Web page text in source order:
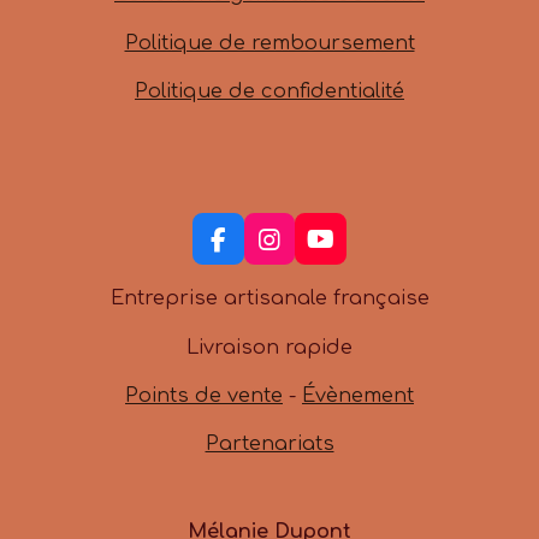
Politique de remboursement
Politique de confidentialité
F
a
c
b
k
I
n
s
a
a
Y
o
u
u
e
Entreprise artisanale française
Livraison rapide
Points de vente - Évènement
Partenariats
Mélanie Dupont